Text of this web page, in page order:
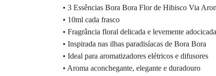
• 3 Essências Bora Bora Flor de Hibisco Via
• 10ml cada frasco
• Fragrância floral delicada e levemente adocicada
• Inspirada nas ilhas paradisíacas de Bora Bora
• Ideal para aromatizadores elétricos e difusores
• Aroma aconchegante, elegante e duradouro